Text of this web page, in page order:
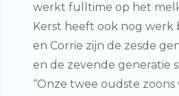
werkt fulltime op het
Kerst heeft ook nog werk
en Corrie zijn de zesde
en de zevende generatie
“Onze twee oudste